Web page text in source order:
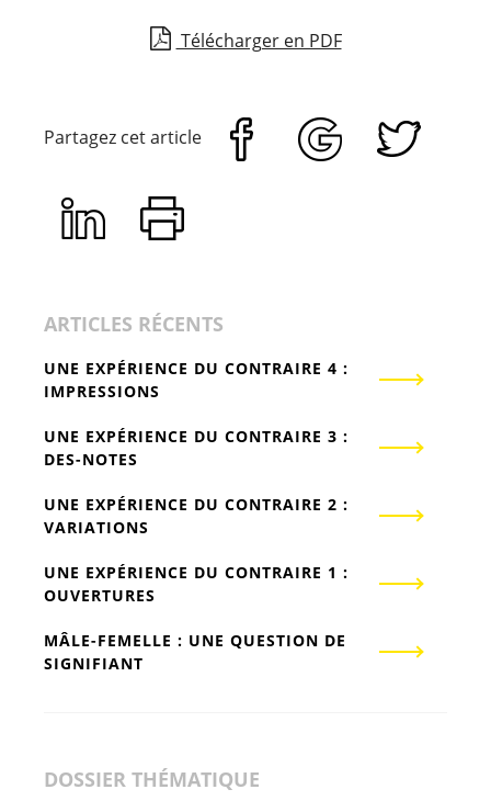
Télécharger en PDF
Partagez cet article
ARTICLES RÉCENTS
UNE EXPÉRIENCE DU CONTRAIRE 4 :
IMPRESSIONS
UNE EXPÉRIENCE DU CONTRAIRE 3 :
DES-NOTES
UNE EXPÉRIENCE DU CONTRAIRE 2 :
VARIATIONS
UNE EXPÉRIENCE DU CONTRAIRE 1 :
OUVERTURES
MÂLE-FEMELLE : UNE QUESTION DE
SIGNIFIANT
DOSSIER THÉMATIQUE